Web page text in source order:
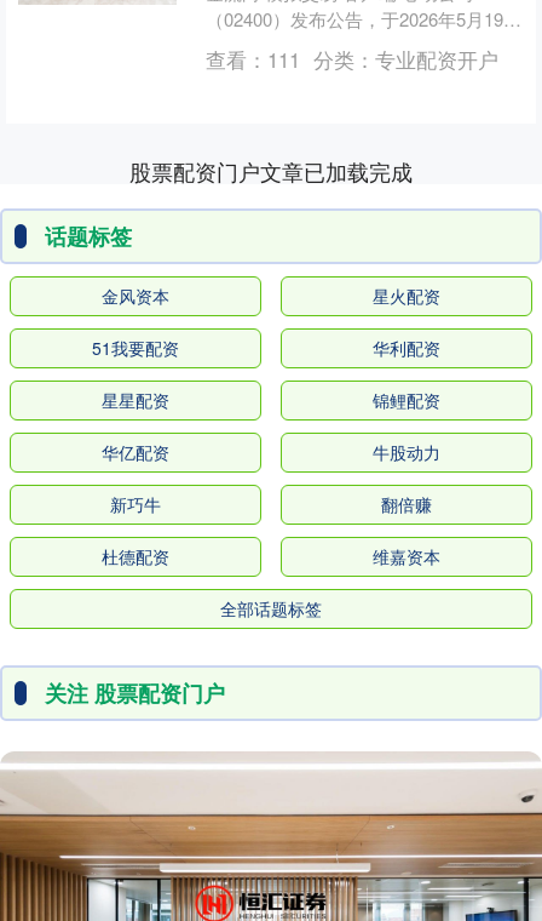
（02400）发布公告，于2026年5月19日
该公司注销313.6万股已购回股份。
海....
查看： 111 分类： 专业配资开户
股票配资门户文章已加载完成
话题标签
金风资本 星火配资
51我要配资 华利配资
星星配资 锦鲤配资
华亿配资 牛股动力
新巧牛 翻倍赚
杜德配资 维嘉资本
全部话题标签
关注 股票配资门户